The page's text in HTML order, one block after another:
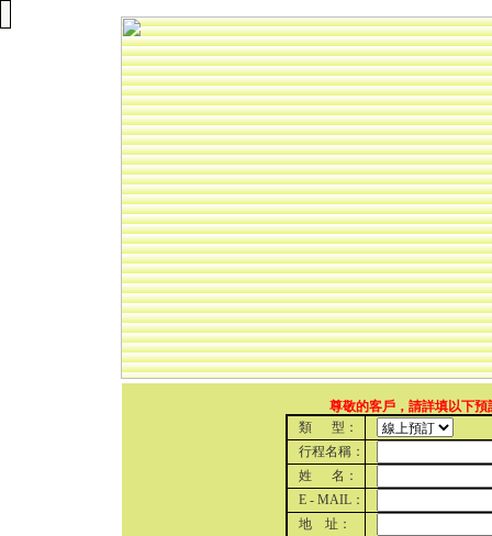
尊敬的客戶，請詳填以下
類 型：
行程名稱：
姓 名：
E - MAIL：
地 址：